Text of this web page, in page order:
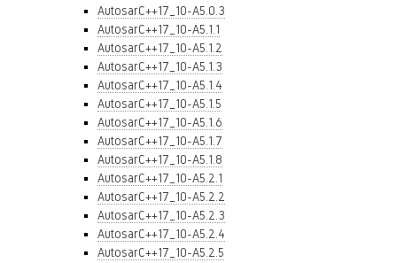
AutosarC++17_10-A5.0.3
AutosarC++17_10-A5.1.1
AutosarC++17_10-A5.1.2
AutosarC++17_10-A5.1.3
AutosarC++17_10-A5.1.4
AutosarC++17_10-A5.1.5
AutosarC++17_10-A5.1.6
AutosarC++17_10-A5.1.7
AutosarC++17_10-A5.1.8
AutosarC++17_10-A5.2.1
AutosarC++17_10-A5.2.2
AutosarC++17_10-A5.2.3
AutosarC++17_10-A5.2.4
AutosarC++17_10-A5.2.5